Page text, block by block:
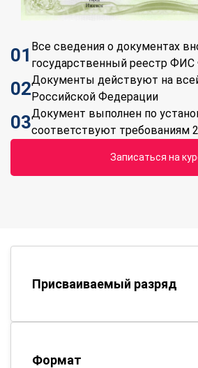
01 Все сведения о документах
государственный реестр
02Документы действуют на
Российской Федерации
03Документ выполнен по
соответствуют требованиям
Записаться на
Присваиваемый разряд
Формат